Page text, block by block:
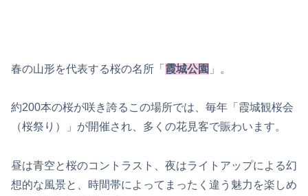
春の山形を代表する桜の名所「 霞城公園 」。
約200本の桜が咲き誇るこの場所では、毎年「霞城観桜会
（桜祭り）」が開催され、多くの花見客で賑わいます。
昼は青空と桜のコントラスト、夜はライトアップによる幻
想的な風景と、時間帯によってまったく違う魅力を楽しめ